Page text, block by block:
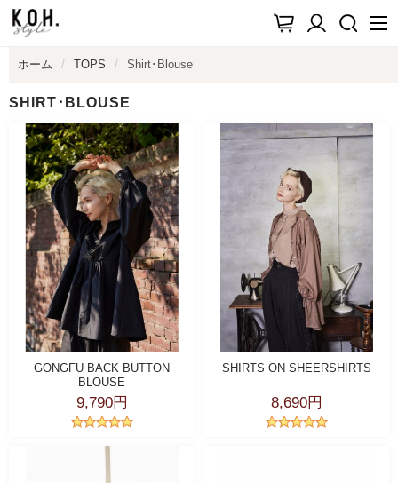
ホーム TOPS Shirt･blouse
SHIRT･BLOUSE
GONGFU BACK BUTTON
BLOUSE
9,790円
SHIRTS ON SHEERSHIRTS
8,690円